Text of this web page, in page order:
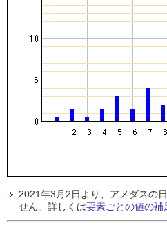
2021年3月2日より、アメダスの
せん。詳しくは要素ごとの値の補